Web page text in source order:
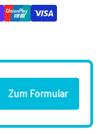
Zum Formular